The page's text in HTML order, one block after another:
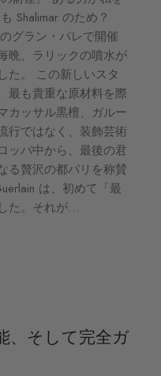
Shalimar のため？
グラン・パレで開催
晩、ラリックの噴水が
た。 この新しいスタ
最も貴重な原材料を際
カッサル黒檀、ガルー
行ではなく、装飾芸術
ッパ中から、最後の君
る贅沢の都パリを称賛
は、初めて「最
た。それが…
、そして完全ガ